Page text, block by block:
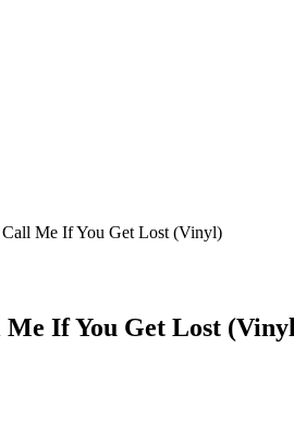
Me If You Get Lost (Vinyl)
If You Get Lost